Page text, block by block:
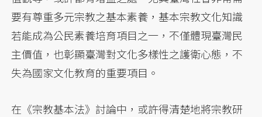
要有尊重多元宗教之基本素養，基本宗教文化知識
若能成為公民素養培育項目之一，不僅體現臺灣民
主價值，也彰顯臺灣對文化多樣性之護衛心態，不
失為國家文化教育的重要項目。
在《宗教基本法》討論中，或許得清楚地將宗教研